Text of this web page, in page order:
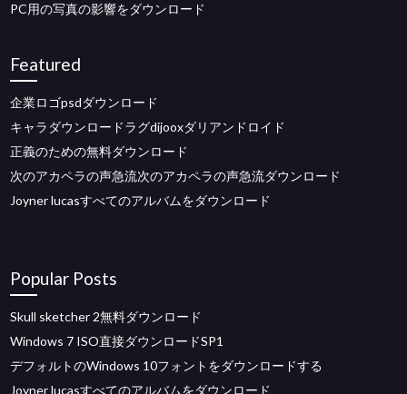
PC用の写真の影響をダウンロード
Featured
企業ロゴpsdダウンロード
キャラダウンロードラグdijooxダリアンドロイド
正義のための無料ダウンロード
次のアカペラの声急流次のアカペラの声急流ダウンロード
Joyner lucasすべてのアルバムをダウンロード
Popular Posts
Skull sketcher 2無料ダウンロード
Windows 7 ISO直接ダウンロードSP1
デフォルトのWindows 10フォントをダウンロードする
Joyner lucasすべてのアルバムをダウンロード